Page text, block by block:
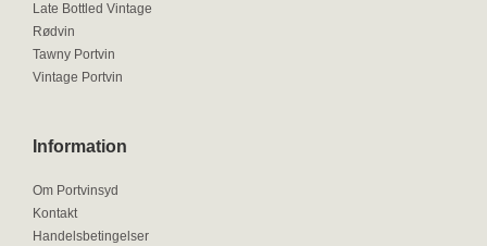
Late Bottled Vintage
Rødvin
Tawny Portvin
Vintage Portvin
Information
Om Portvinsyd
Kontakt
Handelsbetingelser